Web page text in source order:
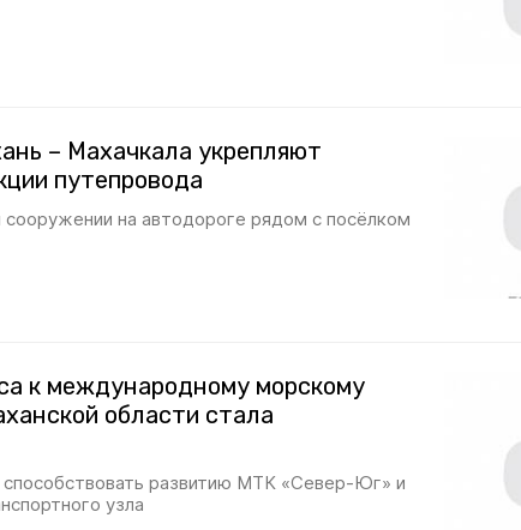
– Махачкала укрепляют
путепровода
сооружении на автодороге рядом с посёлком
к международному морскому
области стала
развитию МТК «Север-Юг» и
узла